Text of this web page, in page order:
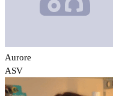
Aurore
ASV